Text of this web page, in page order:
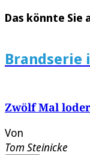
Das könnte Sie
Brandserie
Zwölf Mal
Von
Tom Steinicke